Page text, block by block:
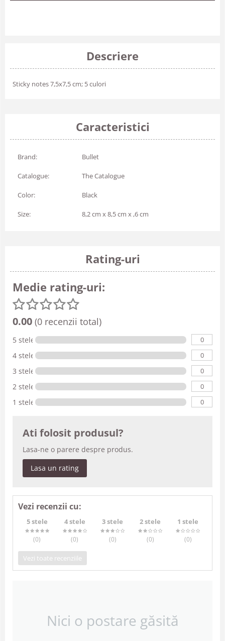
Descriere
Sticky notes 7,5x7,5 cm; 5 culori
Caracteristici
Brand: Bullet
Catalogue: The Catalogue
Color: Black
Size: 8,2 cm x 8,5 cm x ,6 cm
Rating-uri
Medie rating-uri:
0.00 (0 recenzii total)
5 stele 0
4 stele 0
3 stele 0
2 stele 0
1 stele 0
Ati folosit produsul?
Lasa-ne o parere despre produs.
Lasa un rating
Vezi recenzii cu:
5 stele
(0)
4 stele
(0)
3 stele
(0)
2 stele
(0)
1 stele
(0)
Vezi toate recenziile
Nici o postare găsită